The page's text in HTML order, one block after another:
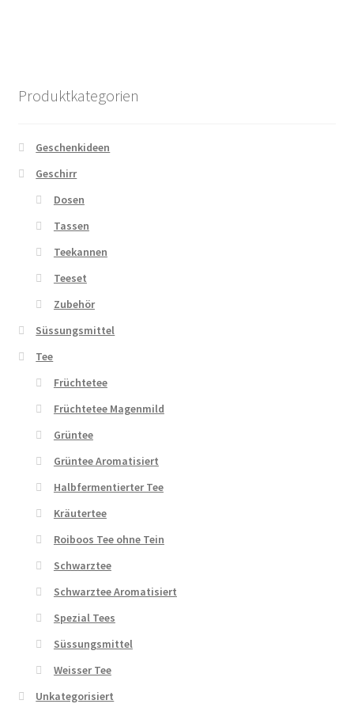
Produktkategorien
Geschenkideen
Geschirr
Dosen
Tassen
Teekannen
Teeset
Zubehör
Süssungsmittel
Tee
Früchtetee
Früchtetee Magenmild
Grüntee
Grüntee Aromatisiert
Halbfermentierter Tee
Kräutertee
Roiboos Tee ohne Tein
Schwarztee
Schwarztee Aromatisiert
Spezial Tees
Süssungsmittel
Weisser Tee
Unkategorisiert